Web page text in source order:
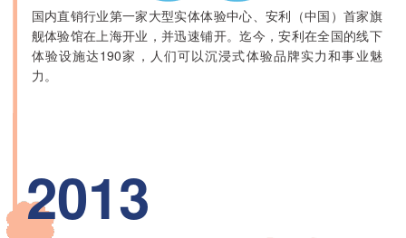
国内直销行业第一家大型实体体验中心、安利（中国）首家旗
舰体验馆在上海开业，并迅速铺开。迄今，安利在全国的线下
体验设施达190家，人们可以沉浸式体验品牌实力和事业魅
力。
2013